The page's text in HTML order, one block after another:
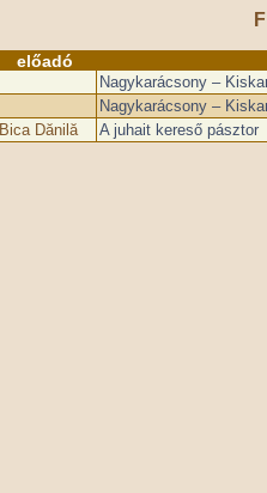
előadó
Nagykarácsony –
Nagykarácsony –
Bica Dănilă A juhait kereső pásztor